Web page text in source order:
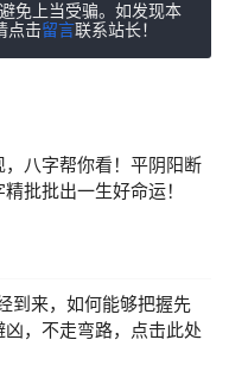
免上当受骗。如发现本
点击留言联系站长！
，八字帮你看！平阴阳断
批批出一生好命运！
到来，如何能够把握先
凶，不走弯路，点击此处